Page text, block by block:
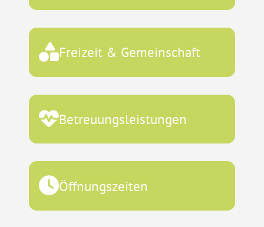
Freizeit & Gemeinschaft
Betreuungsleistungen
Öffnungszeiten